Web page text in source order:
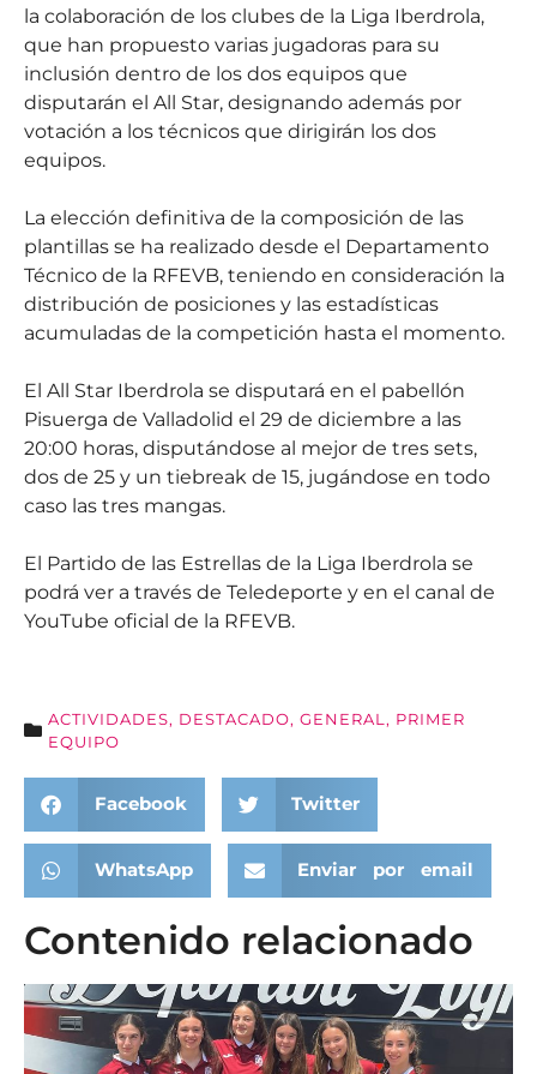
la colaboración de los clubes de la Liga Iberdrola,
que han propuesto varias jugadoras para su
inclusión dentro de los dos equipos que
disputarán el All Star, designando además por
votación a los técnicos que dirigirán los dos
equipos.
La elección definitiva de la composición de las
plantillas se ha realizado desde el Departamento
Técnico de la RFEVB, teniendo en consideración la
distribución de posiciones y las estadísticas
acumuladas de la competición hasta el momento.
El All Star Iberdrola se disputará en el pabellón
Pisuerga de Valladolid el 29 de diciembre a las
20:00 horas, disputándose al mejor de tres sets,
dos de 25 y un tiebreak de 15, jugándose en todo
caso las tres mangas.
El Partido de las Estrellas de la Liga Iberdrola se
podrá ver a través de Teledeporte y en el canal de
YouTube oficial de la RFEVB.
ACTIVIDADES, DESTACADO, GENERAL , PRIMER
EQUIPO
Facebook Twitter
WhatsApp Enviar por email
Contenido relacionado